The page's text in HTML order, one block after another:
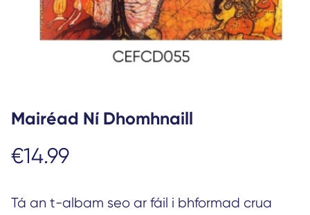
Mairéad Ní Dhomhnaill
€14.99
Tá an t-albam seo ar fáil i bhformad crua